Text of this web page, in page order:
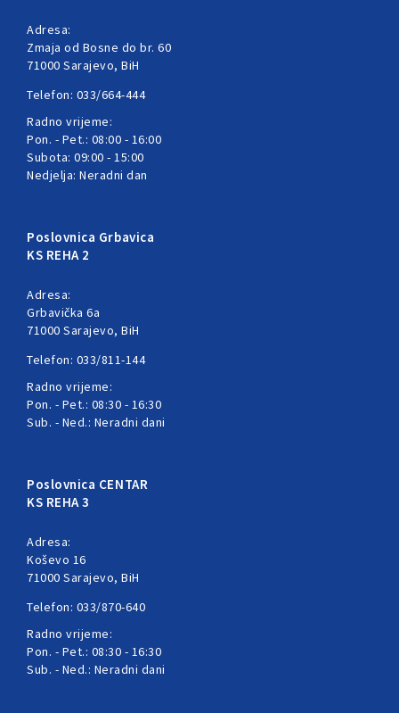
Adresa:
Zmaja od Bosne do br. 60
71000 Sarajevo, BiH
Telefon: 033/664-444
Radno vrijeme:
Pon. - Pet.: 08:00 - 16:00
Subota: 09:00 - 15:00
Nedjelja: Neradni dan
Poslovnica Grbavica
KS REHA 2
Adresa:
Grbavička 6a
71000 Sarajevo, BiH
Telefon: 033/811-144
Radno vrijeme:
Pon. - Pet.: 08:30 - 16:30
Sub. - Ned.: Neradni dani
Poslovnica CENTAR
KS REHA 3
Adresa:
Koševo 16
71000 Sarajevo, BiH
Telefon: 033/870-640
Radno vrijeme:
Pon. - Pet.: 08:30 - 16:30
Sub. - Ned.: Neradni dani